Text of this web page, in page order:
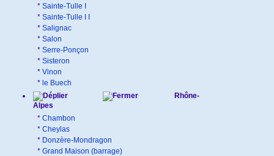
* Sainte-Tulle I
* Sainte-Tulle I I
* Salignac
* Salon
* Serre-Ponçon
* Sisteron
* Vinon
* le Buech
Rhône-
Alpes
* Chambon
* Cheylas
* Donzère-Mondragon
* Grand Maison (barrage)